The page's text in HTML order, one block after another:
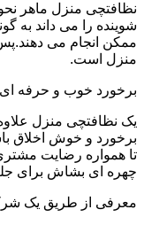
نظافتچی منزل ماهر
شوینده را می داند به
ممکن انجام می
منزل است.
برخورد خوب و حرفه
یک نظافتچی منزل
برخورد و خوش اخلاق
تا همواره رضایت
چهره ای بشاش برای
معرفی از طریق یک